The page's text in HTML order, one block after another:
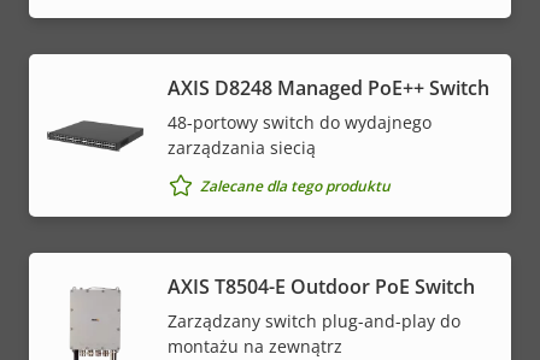
AXIS D8248 Managed PoE++ Switch
48-portowy switch do wydajnego
zarządzania siecią
Zalecane dla tego produktu
AXIS T8504-E Outdoor PoE Switch
Zarządzany switch plug-and-play do
montażu na zewnątrz